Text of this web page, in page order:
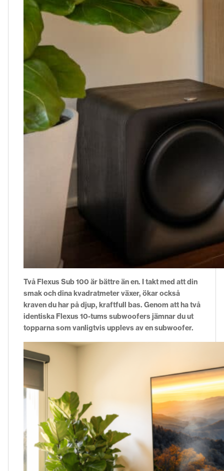
Två Flexus Sub 100 är bättre än en. I takt med att din
smak och dina kvadratmeter växer, ökar också
kraven du har på djup, kraftfull bas. Genom att ha två
identiska Flexus 10-tums subwoofers jämnar du ut
topparna som vanligtvis upplevs av en subwoofer.